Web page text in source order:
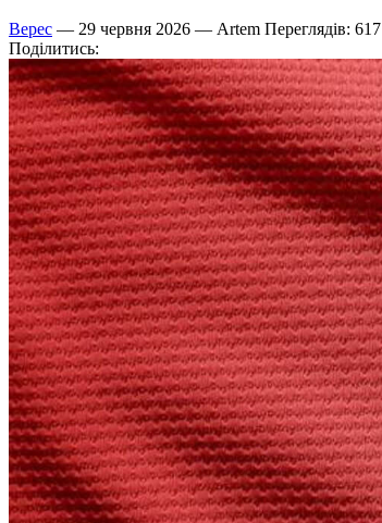
Верес — 29 червня 2026 — Artem Переглядів: 617
Поділитись: